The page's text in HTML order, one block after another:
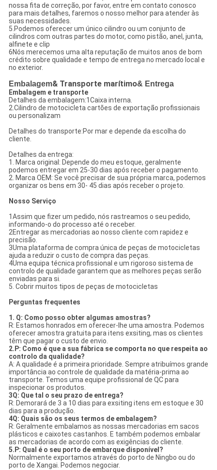
nossa fita de correção, por favor, entre em contato conosco
para mais detalhes, faremos o nosso melhor para atender às
suas necessidades.
5.Podemos oferecer um único cilindro ou um conjunto de
cilindros com outras partes do motor, como pistão, anel, junta,
alfinete e clip
6Nós merecemos uma alta reputação de muitos anos de bom
crédito sobre qualidade e tempo de entrega no mercado local e
no exterior.
Embalagem& Transporte marítimo& Entrega
Embalagem e transporte
Detalhes da embalagem:1Caixa interna.
2.Cilindro de motocicleta cartões de exportação profissionais
ou personalizam
Detalhes do transporte:Por mar e depende da escolha do
cliente.
Detalhes da entrega:
1. Marca original: Depende do meu estoque, geralmente
podemos entregar em 25-30 dias após receber o pagamento.
2. Marca OEM: Se você precisar de sua própria marca, podemos
organizar os bens em 30- 45 dias após receber o projeto.
Nosso Serviço
1Assim que fizer um pedido, nós rastreamos o seu pedido,
informando-o do processo até o receber.
2Entregar as mercadorias ao nosso cliente com rapidez e
precisão.
3Uma plataforma de compra única de peças de motocicletas
ajuda a reduzir o custo de compra das peças.
4Uma equipa técnica profissional e um rigoroso sistema de
controlo de qualidade garantem que as melhores peças serão
enviadas para si.
5. Cobrir muitos tipos de peças de motocicletas
Perguntas frequentes
1. Q: Como posso obter algumas amostras?
R: Estamos honrados em oferecer-lhe uma amostra. Podemos
oferecer amostra gratuita para itens exsiting, mas os clientes
têm que pagar o custo de envio.
2.P: Como é que a sua fábrica se comporta no que respeita ao
controlo da qualidade?
A: A qualidade é a primeira prioridade. Sempre atribuímos grande
importância ao controle de qualidade da matéria-prima ao
transporte. Temos uma equipe profissional de QC para
inspecionar os produtos.
3Q: Que tal o seu prazo de entrega?
R: Demorará de 3 a 10 dias para exsiting itens em estoque e 30
dias para a produção.
4Q: Quais são os seus termos de embalagem?
R: Geralmente embalamos as nossas mercadorias em sacos
plásticos e caixotes castanhos. E também podemos embalar
as mercadorias de acordo com as exigências do cliente.
5.P: Qual é o seu porto de embarque disponível?
Normalmente exportamos através do porto de Ningbo ou do
porto de Xangai. Podemos negociar.